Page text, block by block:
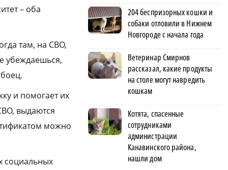
– оба
там, на СВО,
убеждаешься,
и помогает их
выдаются
можно
социальных
204 беспризорных кошки и
собаки отловили в Нижнем
Новгороде с начала года
Ветеринар Смирнов
рассказал, какие продукты
на столе могут навредить
кошкам
Котята, спасенные
сотрудниками
администрации
Канавинского района,
нашли дом